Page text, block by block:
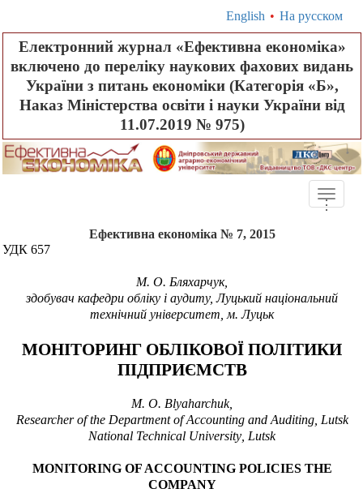
English • На русском
Електронний журнал «Ефективна економіка»
включено до переліку наукових фахових видань
України з питань економіки (Категорія «Б»,
Наказ Міністерства освіти і науки України від
11.07.2019 № 975)
Toggle
...
Ефективна економіка № 7, 2015
УДК 657
М. О. Бляхарчук,
здобувач кафедри обліку і аудиту, Луцький національний
технічний університет, м. Луцьк
МОНІТОРИНГ ОБЛІКОВОЇ ПОЛІТИКИ
ПІДПРИЄМСТВ
M. O. Blyaharchuk,
Researcher of the Department of Accounting and Auditing, Lutsk
National Technical University Lutsk
MONITORING OF ACCOUNTING POLICIESTHE
COMPANY